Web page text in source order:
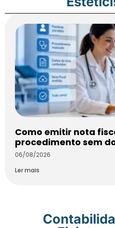
Como emitir nota
procedimento sem
06/08/2026
Ler mais